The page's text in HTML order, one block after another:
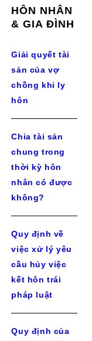
HÔN NHÂN
& GIA ĐÌNH
Giải quyết tài
sản của vợ
chồng khi ly
hôn
Chia tài sản
chung trong
thời kỳ hôn
nhân có được
không?
Quy định về
việc xử lý yêu
cầu hủy việc
kết hôn trái
pháp luật
Quy định của